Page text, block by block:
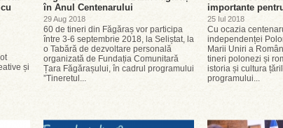
și
în Anul Centenarului
29 Aug 2018
60 de tineri din Făgăraș vor participa
între 3-6 septembrie 2018, la Seliștat, la
o Tabără de dezvoltare personală
organizată de Fundația Comunitară
Țara Făgărașului, în cadrul programului
”Tineretul...
importante
25 Iul 2018
Cu ocazia
independenței
Marii Uniri a
tineri polonezi și
istoria și cultura
programului...